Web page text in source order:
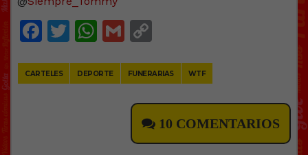
Facebook
Twitter
WhatsApp
Gmail
CARTELES DEPORTE FUNERARIAS WTF
10 COMENTARIOS